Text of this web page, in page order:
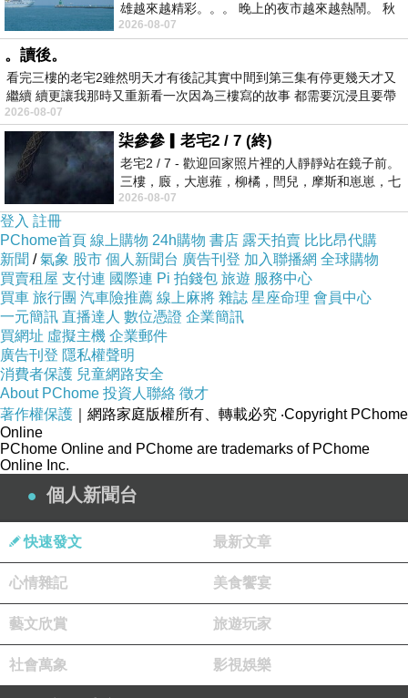
雄越來越精彩。。。 晚上的夜市越來越熱鬧。 秋
天的風刮得很熱 夜遊消暑熱。。。
2026-08-07
。讀後。
看完三樓的老宅2雖然明天才有後記其實中間到第三集有停更幾天才又
繼續 續更讓我那時又重新看一次因為三樓寫的故事 都需要沉浸且要帶
有
2026-08-07
柒參參▎老宅2 / 7 (終)
老宅2 / 7 - 歡迎回家照片裡的人靜靜站在鏡子前。
三樓，廄，大崽蕥，柳橘，閆兒，摩斯和崽崽，七
個人整整齊齊地站在鏡框之外，如同
2026-08-07
登入 註冊
PChome首頁 線上購物 24h購物 書店 露天拍賣 比比昂代購
新聞 /氣象 股市 個人新聞台 廣告刊登 加入聯播網 全球購物
買賣租屋 支付連 國際連 Pi 拍錢包 旅遊 服務中心
買車 旅行團 汽車險推薦 線上麻將 雜誌 星座命理 會員中心
一元簡訊 直播達人 數位憑證 企業簡訊
買網址 虛擬主機 企業郵件
廣告刊登 隱私權聲明
消費者保護 兒童網路安全
About PChome 投資人聯絡 徵才
著作權保護 ｜網路家庭版權所有、轉載必究 ‧Copyright PChome
Online
PChome Online and PChome are trademarks of PChome
Online Inc.
個人新聞台
快速發文 最新文章
心情雜記 美食饗宴
藝文欣賞 旅遊玩家
社會萬象 影視娛樂